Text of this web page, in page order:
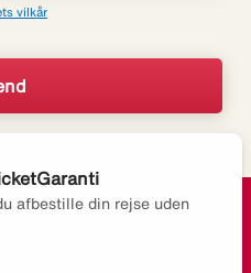
vilkår
afbestille din rejse uden